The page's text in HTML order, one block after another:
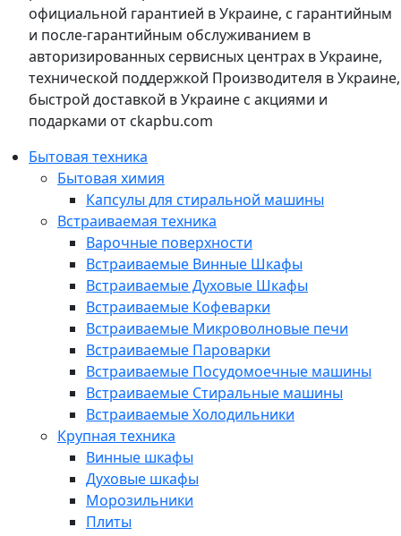
официальной гарантией в Украине, с гарантийным
и после-гарантийным обслуживанием в
авторизированных сервисных центрах в Украине,
технической поддержкой Производителя в Украине,
быстрой доставкой в Украине с акциями и
подарками от ckapbu.com
Бытовая техника
Бытовая химия
Капсулы для стиральной машины
Встраиваемая техника
Варочные поверхности
Встраиваемые Винные Шкафы
Встраиваемые Духовые Шкафы
Встраиваемые Кофеварки
Встраиваемые Микроволновые печи
Встраиваемые Пароварки
Встраиваемые Посудомоечные машины
Встраиваемые Стиральные машины
Встраиваемые Холодильники
Крупная техника
Винные шкафы
Духовые шкафы
Морозильники
Плиты